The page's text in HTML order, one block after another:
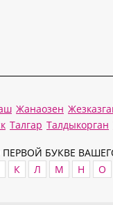
Жанаозен
Талгар Талдыкорган
БУКВЕ
К Л М Н О